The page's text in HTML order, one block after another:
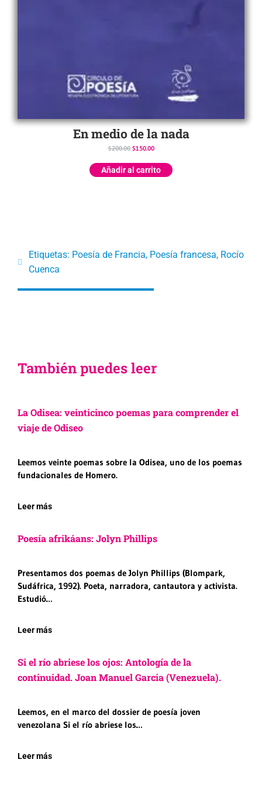
En medio de la nada
$200.00 $150.00
Añadir al carrito
Etiquetas: Poesía de Francia, Poesía francesa, Rocío
Cuenca
También puedes leer
La Odisea: veinticinco poemas para comprender el
viaje de Odiseo
Leemos veinte poemas sobre la Odisea, uno de los poemas
fundacionales de Homero.
Leer más
Poesía afrikáans: Jolyn Phillips
Presentamos dos poemas de Jolyn Phillips (Blompark,
Sudáfrica, 1992). Poeta, narradora, cantautora y activista.
Estudió…
Leer más
Si el río abriese los ojos: Antología de la
continuidad. Joan Manuel Garcia (Venezuela).
Leemos, en el marco del dossier de poesía joven
venezolana Si el río abriese los…
Leer más